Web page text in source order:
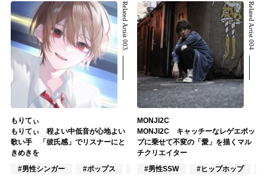
Related Artist 003
もりてぃ
もりてぃ 程よい中低音が心地よい
歌い手 「彼氏感」でリスナーにと
きめきを
#男性シンガー
#ポップス #アニメ/ゲーム
Related Artist 004
MONJI2C
MONJI2C キャッチーなレゲエポッ
プに乗せて不変の「愛」を描くマル
チクリエイター
#男性SSW
#ヒップホップ